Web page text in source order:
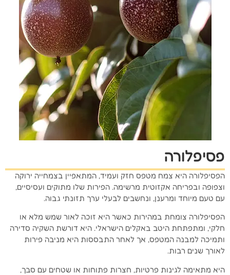
פסיפלורה
הפסיפלורה היא צמח מטפס חזק ועמיד, המתאפיין בצמחייה ירוקה
וצפופה ובפריחה אקזוטית מרשימה. הפירות שלו מתוקים ועסיסיים,
עם טעם מיוחד ומרענן, ונחשבים לבעלי ערך תזונתי גבוה.
הפסיפלורה צומחת במהירות כאשר היא זוכה לאור שמש מלא או
חלקי, ומתפתחת היטב באקלים הישראלי. היא דורשת השקיה סדירה
ותמיכה למבנה המטפס, אך לאחר התבססות היא מניבה פירות
לאורך שנים רבות.
היא מתאימה לגינות פרטיות, חצרות פתוחות או שטחים עם סבך,